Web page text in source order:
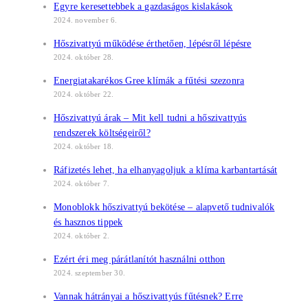
Egyre keresettebbek a gazdaságos kislakások
2024. november 6.
Hőszivattyú működése érthetően, lépésről lépésre
2024. október 28.
Energiatakarékos Gree klímák a fűtési szezonra
2024. október 22.
Hőszivattyú árak – Mit kell tudni a hőszivattyús
rendszerek költségeiről?
2024. október 18.
Ráfizetés lehet, ha elhanyagoljuk a klíma karbantartását
2024. október 7.
Monoblokk hőszivattyú bekötése – alapvető tudnivalók
és hasznos tippek
2024. október 2.
Ezért éri meg párátlanítót használni otthon
2024. szeptember 30.
Vannak hátrányai a hőszivattyús fűtésnek? Erre